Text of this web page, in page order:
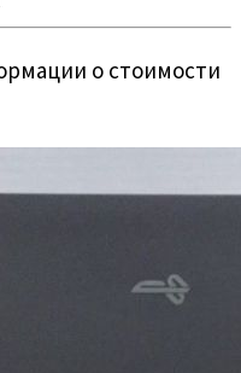
о стоимости